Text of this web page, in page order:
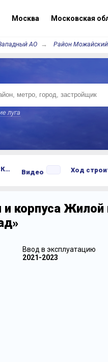
Москва Московская
АО Район Можайский
луга
← Жилой квартал «Кутузов Град» Видео Ход
и корпуса Жилой
Ввод в эксплуатацию
2021-2023